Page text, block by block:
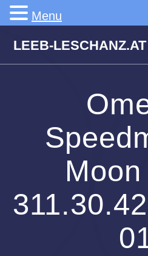
LEEB-LESCHANZ.AT
Menu